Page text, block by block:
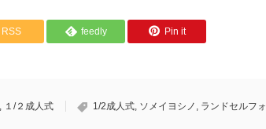
RSS feedly Pin it
１/２成人式 1/2成人式 ソメイヨシノ
ランドセルフォ